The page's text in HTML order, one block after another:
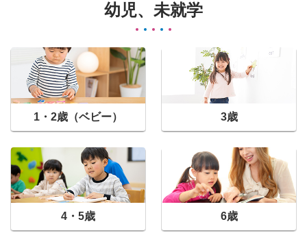
幼児、未就学
1・2歳（ベビー） 3歳
4・5歳 6歳